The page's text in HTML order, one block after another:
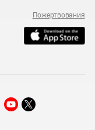
Пожертвования